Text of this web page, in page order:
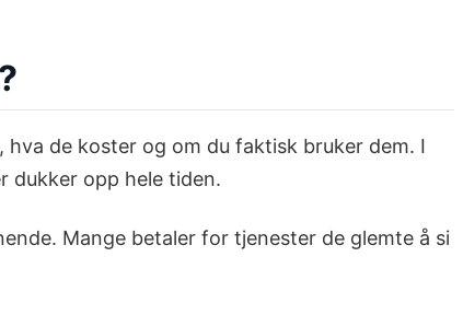
de koster og om du faktisk bruker dem. I
dukker opp hele tiden.
Mange betaler for tjenester de glemte å si